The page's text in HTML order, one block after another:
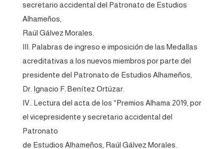
secretario accidental del Patronato de Estudios
Alhameños,
Raúl Gálvez Morales.
III. Palabras de ingreso e imposición de las Medallas
acreditativas a los nuevos miembros por parte del
presidente del Patronato de Estudios Alhameños,
Dr. Ignacio F. Benítez Ortúzar.
IV.. Lectura del acta de los “Premios Alhama 2019, por
el vicepresidente y secretario accidental del
Patronato
de Estudios Alhameños, Raúl Gálvez Morales.